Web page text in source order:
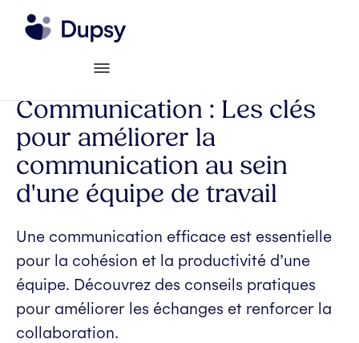
Communication : Les clés
pour améliorer la
communication au sein
d'une équipe de travail
Une communication efficace est essentielle
pour la cohésion et la productivité d’une
équipe. Découvrez des conseils pratiques
pour améliorer les échanges et renforcer la
collaboration.